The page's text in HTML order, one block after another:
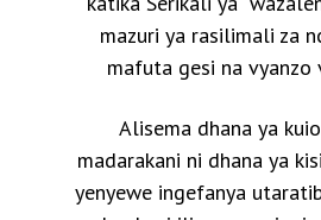
mazuri ya rasilimali za
mafuta gesi na vyanzo
Alisema dhana ya
madarakani ni dhana ya
yenyewe ingefanya